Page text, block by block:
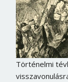
Történelmi